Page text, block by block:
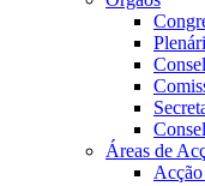
Áreas de